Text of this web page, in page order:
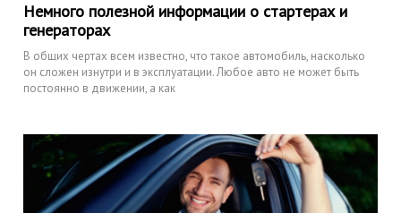
Немного полезной информации о стартерах и
генераторах
В общих чертах всем известно, что такое автомобиль, насколько
он сложен изнутри и в эксплуатации. Любое авто не может быть
постоянно в движении, а как